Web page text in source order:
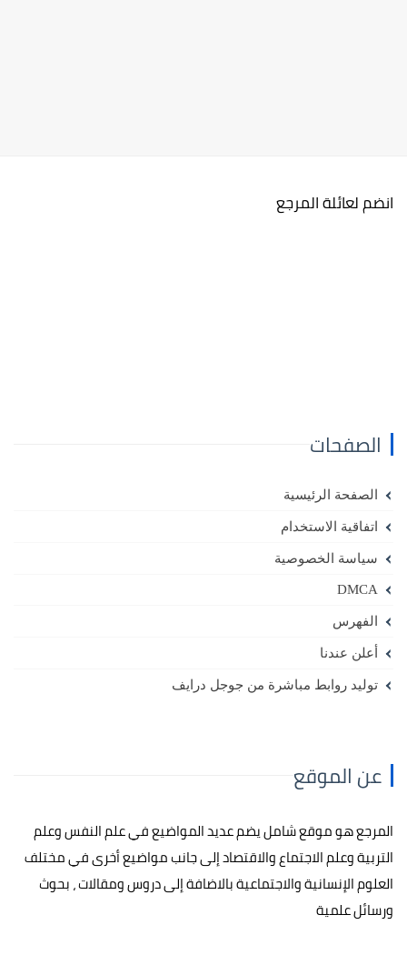
انضم لعائلة المرجع
الصفحات
الصفحة الرئيسية
اتفاقية الاستخدام
سياسة الخصوصية
DMCA
الفهرس
أعلن عندنا
توليد روابط مباشرة من جوجل درايف
عن الموقع
المرجع هو موقع شامل يضم عديد المواضيع في علم النفس وعلم
التربية وعلم الاجتماع والاقتصاد إلى جانب مواضيع أخرى في مختلف
العلوم الإنسانية والاجتماعية بالاضافة إلى دروس ومقالات ، بحوث
ورسائل علمية